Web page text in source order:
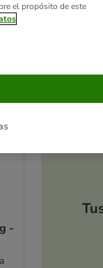
-
el propósito de este